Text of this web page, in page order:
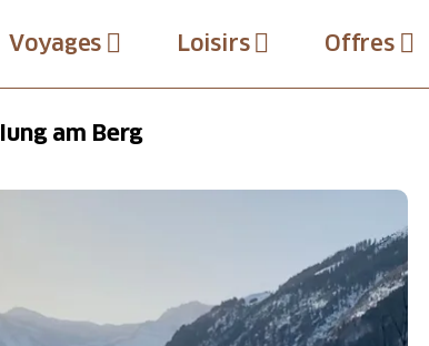
Voyages Loisirs Offres
am Berg